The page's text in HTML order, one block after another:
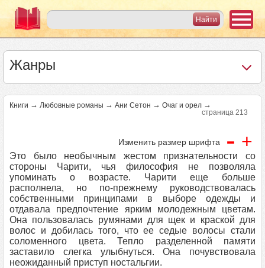
Жанры
Книги → Любовные романы → Ани Сетон → Очаг и орел →
страница 213
Изменить размер шрифта - +
Это было необычным жестом признательности со
стороны Чарити, чья философия не позволяла
упоминать о возрасте. Чарити еще больше
располнела, но по-прежнему руководствовалась
собственными принципами в выборе одежды и
отдавала предпочтение ярким молодежным цветам.
Она пользовалась румянами для щек и краской для
волос и добилась того, что ее седые волосы стали
соломенного цвета. Тепло разделенной памяти
заставило слегка улыбнуться. Она почувствовала
неожиданный приступ ностальгии.